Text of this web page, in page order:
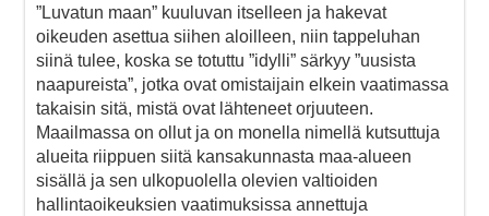
”Luvatun maan” kuuluvan itselleen ja hakevat
oikeuden asettua siihen aloilleen, niin tappeluhan
siinä tulee, koska se totuttu ”idylli” särkyy ”uusista
naapureista”, jotka ovat omistaijain elkein vaatimassa
takaisin sitä, mistä ovat lähteneet orjuuteen.
Maailmassa on ollut ja on monella nimellä kutsuttuja
alueita riippuen siitä kansakunnasta maa-alueen
sisällä ja sen ulkopuolella olevien valtioiden
hallintaoikeuksien vaatimuksissa annettuja